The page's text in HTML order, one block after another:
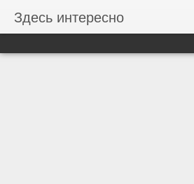
Здесь интересно